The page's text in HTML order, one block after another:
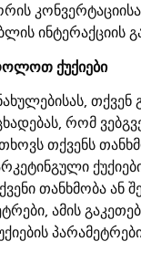
კონვერტაციისა
ინტერაქციის
ქუქიები
თქვენ
რომ
თქვენს
თანხმობა ან
ამის